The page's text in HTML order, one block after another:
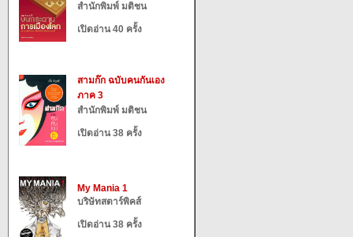
สำนักพิมพ์ มติชน
เปิดอ่าน 40 ครั้ง
สามก๊ก ฉบับคนกันเอง
ภาค 3
สำนักพิมพ์ มติชน
เปิดอ่าน 38 ครั้ง
My Mania 1
บริษัทสตาร์พิคส์
เปิดอ่าน 38 ครั้ง